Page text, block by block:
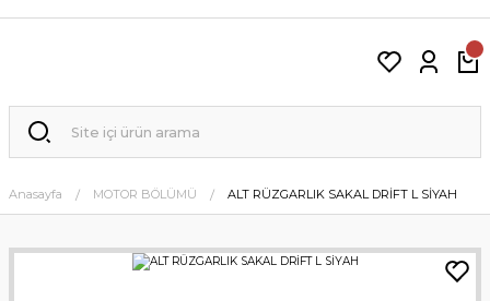
Anasayfa MOTOR BÖLÜMÜ ALT RÜZGARLIK SAKAL DRİFT L SİYAH